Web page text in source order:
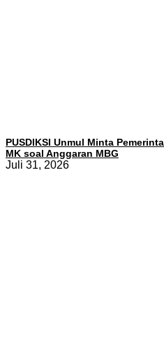
PUSDIKSI Unmul Minta
MK soal Anggaran MBG
Juli 31, 2026